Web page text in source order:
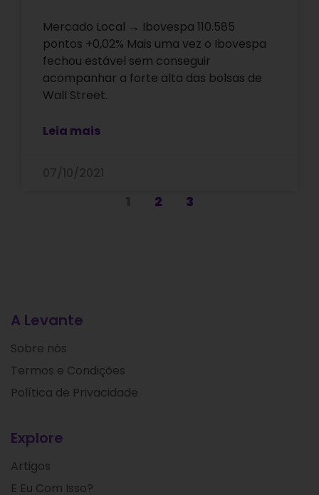
Mercado Local → Ibovespa 110.585
pontos +0,02% Mais uma vez o Ibovespa
fechou estável sem conseguir
acompanhar a forte alta das bolsas de
Wall Street.
Leia mais
2 3
A Levante
Sobre nós
Termos e Condições
Política de Privacidade
Explore
Artigos
E Eu Com Isso?